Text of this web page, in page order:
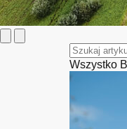
Wszystko